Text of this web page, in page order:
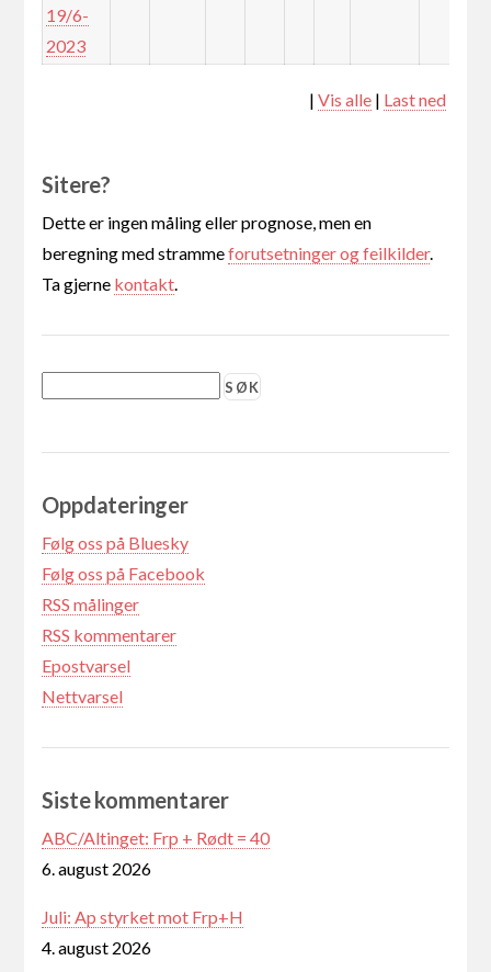
19/6-
2023
|Vis alle | Last ned
Sitere?
Dette er ingen måling eller prognose, men en
beregning med strammeforutsetninger og feilkilder.
Ta gjerne kontakt
Oppdateringer
Følg oss på Bluesky
Følg oss på Facebook
RSS målinger
RSS kommentarer
Epostvarsel
Nettvarsel
Siste kommentarer
ABC/Altinget: Frp + Rødt = 40
6. august 2026
Juli: Ap styrket mot Frp+H
4. august 2026